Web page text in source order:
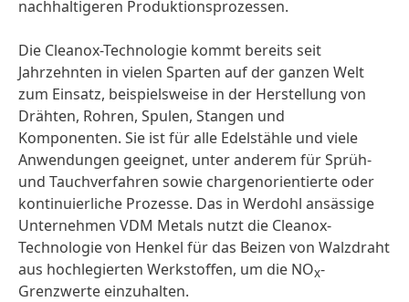
nachhaltigeren Produktionsprozessen.
Die Cleanox-Technologie kommt bereits seit
Jahrzehnten in vielen Sparten auf der ganzen Welt
zum Einsatz, beispielsweise in der Herstellung von
Drähten, Rohren, Spulen, Stangen und
Komponenten. Sie ist für alle Edelstähle und viele
Anwendungen geeignet, unter anderem für Sprüh-
und Tauchverfahren sowie chargenorientierte oder
kontinuierliche Prozesse. Das in Werdohl ansässige
Unternehmen VDM Metals nutzt die Cleanox-
Technologie von Henkel für das Beizen von Walzdraht
aus hochlegierten Werkstoffen, um die NOx-
Grenzwerte einzuhalten.